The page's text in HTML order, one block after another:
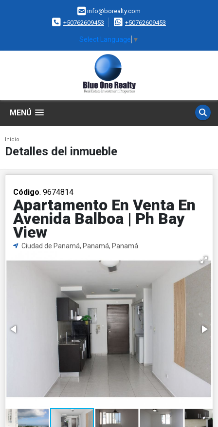
info@borealty.com
+50762609453
+50762609453
Select Language ▼
MENÚ
Inicio
Detalles del inmueble
Código. 9674814
Apartamento En Venta En
Avenida Balboa | Ph Bay
View
Ciudad de Panamá, Panamá, Panamá